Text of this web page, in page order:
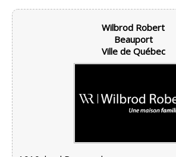
Wilbrod Robert
Beauport
Ville de Québec